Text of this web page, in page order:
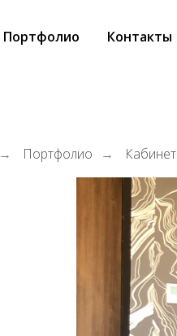
Портфолио Контакты
→ Портфолио → Кабинет